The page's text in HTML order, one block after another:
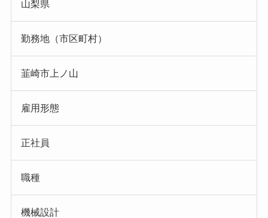
山梨県
勤務地（市区町村）
韮崎市上ノ山
雇用形態
正社員
職種
機械設計